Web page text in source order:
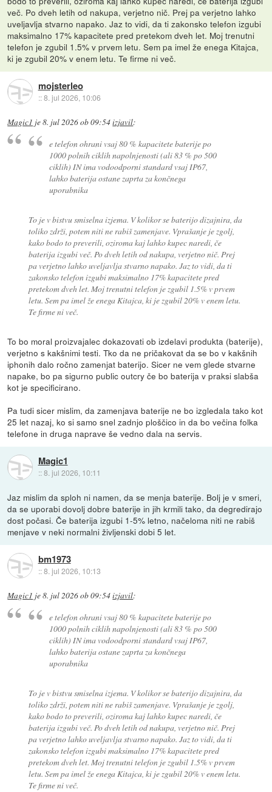
več. Po dveh letih od nakupa, verjetno nič. Prej pa verjetno lahko
uveljavlja stvarno napako. Jaz to vidi, da ti zakonsko telefon izgubi
maksimalno 17% kapacitete pred pretekom dveh let. Moj trenutni
telefon je zgubil 1.5% v prvem letu. Sem pa imel že enega Kitajca,
ki je zgubil 20% v enem letu. Te firme ni več.
mojsterleo
::8. jul 2026, 10:06
Magic1 je8. jul 2026 ob 09:54izjavil:
e telefon ohrani vsaj 80 % kapacitete baterije po
1000 polnih ciklih napolnjenosti (ali 83 % po 500
ciklih) IN ima vodoodporni standard vsaj IP67,
lahko baterija ostane zaprta za končnega
uporabnika
To je v bistvu smiselna izjema. V kolikor se baterijo dizajnira, da
toliko zdrži, potem niti ne rabiš zamenjave. Vprašanje je zgolj,
kako bodo to preverili, oziroma kaj lahko kupec naredi, če
baterija izgubi več. Po dveh letih od nakupa, verjetno nič. Prej
pa verjetno lahko uveljavlja stvarno napako. Jaz to vidi, da ti
zakonsko telefon izgubi maksimalno 17% kapacitete pred
pretekom dveh let. Moj trenutni telefon je zgubil 1.5% v prvem
letu. Sem pa imel že enega Kitajca, ki je zgubil 20% v enem letu.
Te firme ni več.
To bo moral proizvajalec dokazovati ob izdelavi produkta (baterije),
verjetno s kakšnimi testi. Tko da ne pričakovat da se bo v kakšnih
iphonih dalo ročno zamenjat baterijo. Sicer ne vem glede stvarne
napake, bo pa sigurno public outcry če bo baterija v praksi slabša
kot je specificirano.
Pa tudi sicer mislim, da zamenjava baterije ne bo izgledala tako kot
25 let nazaj, ko si samo snel zadnjo ploščico in da bo večina folka
telefone in druga naprave še vedno dala na servis.
Magic1
::8. jul 2026, 10:11
Jaz mislim da sploh ni namen, da se menja baterije. Bolj je v smeri,
da se uporabi dovolj dobre baterije in jih krmili tako, da degredirajo
dost počasi. Če baterija izgubi 1-5% letno, načeloma niti ne rabiš
menjave v neki normalni življenski dobi 5 let.
bm1973
::8. jul 2026, 10:13
Magic1 je8. jul 2026 ob 09:54izjavil:
e telefon ohrani vsaj 80 % kapacitete baterije po
1000 polnih ciklih napolnjenosti (ali 83 % po 500
ciklih) IN ima vodoodporni standard vsaj IP67,
lahko baterija ostane zaprta za končnega
uporabnika
To je v bistvu smiselna izjema. V kolikor se baterijo dizajnira, da
toliko zdrži, potem niti ne rabiš zamenjave. Vprašanje je zgolj,
kako bodo to preverili, oziroma kaj lahko kupec naredi, če
baterija izgubi več. Po dveh letih od nakupa, verjetno nič. Prej
pa verjetno lahko uveljavlja stvarno napako. Jaz to vidi, da ti
zakonsko telefon izgubi maksimalno 17% kapacitete pred
pretekom dveh let. Moj trenutni telefon je zgubil 1.5% v prvem
letu. Sem pa imel že enega Kitajca, ki je zgubil 20% v enem letu.
Te firme ni več.